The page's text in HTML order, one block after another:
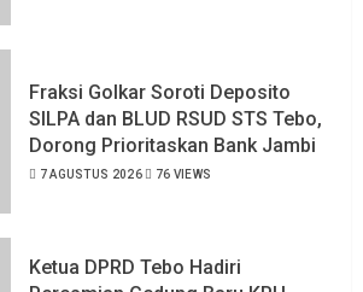
Fraksi Golkar Soroti Deposito
SILPA dan BLUD RSUD STS Tebo,
Dorong Prioritaskan Bank Jambi
7 AGUSTUS 2026 76 VIEWS
Ketua DPRD Tebo Hadiri